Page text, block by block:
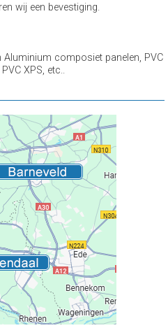
wij een bevestiging.
composiet panelen, PVC
XPS, etc..